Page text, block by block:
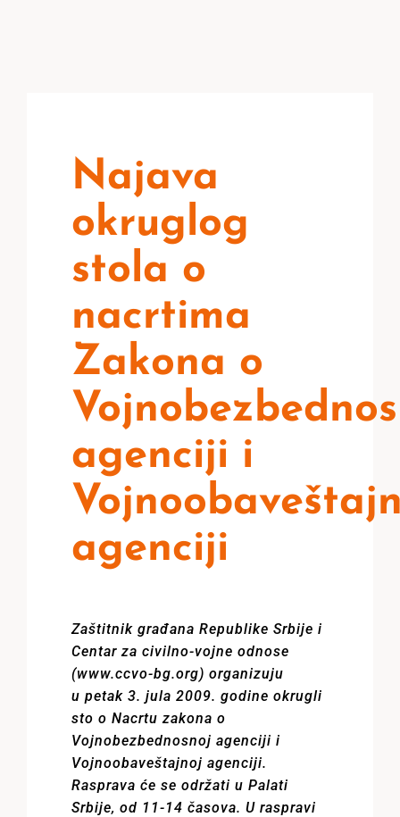
Najava
okruglog
stola o
nacrtima
Zakona o
agenciji i
agenciji
Zaštitnik građana Republike Srbije i
Centar za civilno-vojne odnose
(www.ccvo-bg.org) organizuju
u petak 3. jula 2009. godine okrugli
sto o Nacrtu zakona o
Vojnobezbednosnoj agenciji i
Vojnoobaveštajnoj agenciji.
Rasprava će se održati u Palati
Srbije, od 11-14 časova. U raspravi